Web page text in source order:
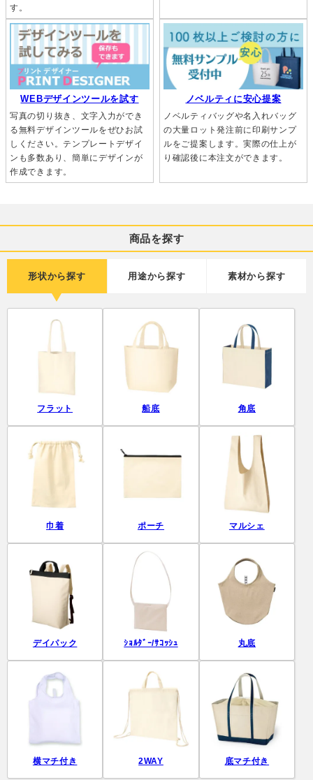
す。
WEBデザインツールを試す
写真の切り抜き、文字入力ができ
る無料デザインツールをぜひお試
しください。テンプレートデザイ
ンも多数あり、簡単にデザインが
作成できます。
ノベルティに安心提案
ノベルティバッグや名入れバッグ
の大量ロット発注前に印刷サンプ
ルをご提案します。実際の仕上が
り確認後に本注文ができます。
商品を探す
形状から探す 用途から探す 素材から探す
フラット 船底 角底
巾着 ポーチ マルシェ
デイパック ｼｮﾙﾀﾞｰ/ｻｺｯｼｭ 丸底
横マチ付き 2WAY 底マチ付き